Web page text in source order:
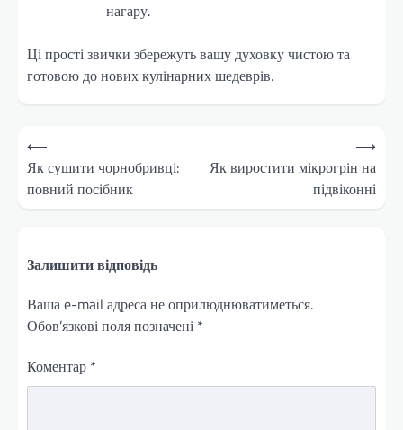
нагару.
Ці прості звички збережуть вашу духовку чистою та
готовою до нових кулінарних шедеврів.
Навігація
записів
⟵
Як сушити чорнобривці:
повний посібник
Як виростити мікрогрін на
підвіконні
⟶
Залишити відповідь
Ваша e-mail адреса не оприлюднюватиметься.
Обов’язкові поля позначені *
Коментар *